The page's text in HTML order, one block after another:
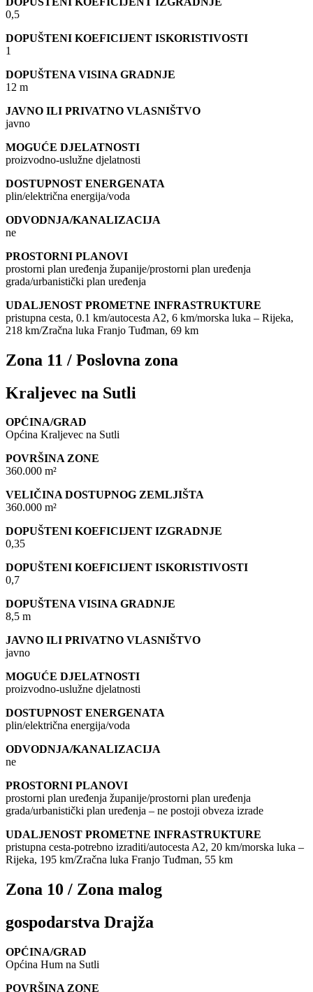
0,5
DOPUŠTENI KOEFICIJENT ISKORISTIVOSTI
1
DOPUŠTENA VISINA GRADNJE
12 m
JAVNO ILI PRIVATNO VLASNIŠTVO
javno
MOGUĆE DJELATNOSTI
proizvodno-uslužne djelatnosti
DOSTUPNOST ENERGENATA
plin/električna energija/voda
ODVODNJA/KANALIZACIJA
ne
PROSTORNI PLANOVI
prostorni plan uređenja županije/prostorni plan uređenja
grada/urbanistički plan uređenja
UDALJENOST PROMETNE INFRASTRUKTURE
pristupna cesta, 0.1 km/autocesta A2, 6 km/morska luka – Rijeka,
218 km/Zračna luka Franjo Tuđman, 69 km
Zona 11 / Poslovna zona
Kraljevec na Sutli
OPĆINA/GRAD
Općina Kraljevec na Sutli
POVRŠINA ZONE
360.000 m²
VELIČINA DOSTUPNOG ZEMLJIŠTA
360.000 m²
DOPUŠTENI KOEFICIJENT IZGRADNJE
0,35
DOPUŠTENI KOEFICIJENT ISKORISTIVOSTI
0,7
DOPUŠTENA VISINA GRADNJE
8,5 m
JAVNO ILI PRIVATNO VLASNIŠTVO
javno
MOGUĆE DJELATNOSTI
proizvodno-uslužne djelatnosti
DOSTUPNOST ENERGENATA
plin/električna energija/voda
ODVODNJA/KANALIZACIJA
ne
PROSTORNI PLANOVI
prostorni plan uređenja županije/prostorni plan uređenja
grada/urbanistički plan uređenja – ne postoji obveza izrade
UDALJENOST PROMETNE INFRASTRUKTURE
pristupna cesta-potrebno izraditi/autocesta A2, 20 km/morska luka –
Rijeka, 195 km/Zračna luka Franjo Tuđman, 55 km
Zona 10 / Zona malog
gospodarstva Drajža
OPĆINA/GRAD
Općina Hum na Sutli
POVRŠINA ZONE